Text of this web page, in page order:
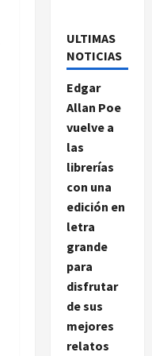
ULTIMAS
NOTICIAS
Edgar
Allan Poe
vuelve a
las
librerías
con una
edición en
letra
grande
para
disfrutar
de sus
mejores
relatos